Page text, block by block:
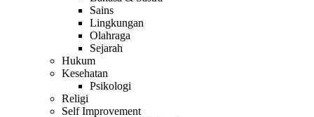
Sains
Lingkungan
Olahraga
Sejarah
Hukum
Kesehatan
Psikologi
Religi
Self Improvement